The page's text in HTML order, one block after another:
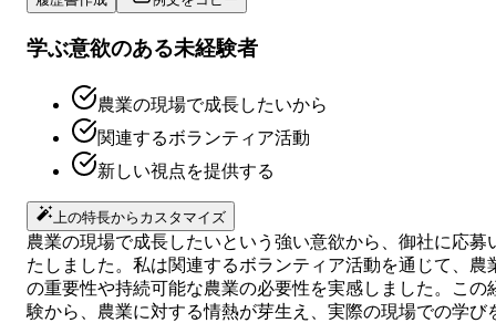
学ぶ意欲のある未経験者
農業の現場で成長したいから
関連するボランティア活動
新しい視点を提供する
上の特長からカスタマイズ
農業の現場で成長したいという強い意欲から、御社に応募
たしました。私は関連するボランティア活動を通じて、農
の重要性や持続可能な農業の必要性を実感しました。この
験から、農業に対する情熱が芽生え、実際の現場での学び